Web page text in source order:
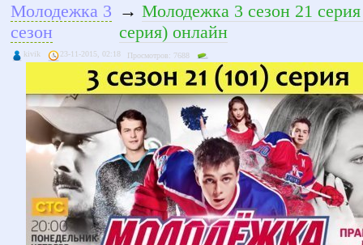
Молодежка 3
сезон
→ Молодежка 3 сезон 21
серия) онлайн
kivik 23-11-2015, 02:18 Просмотров: 7688